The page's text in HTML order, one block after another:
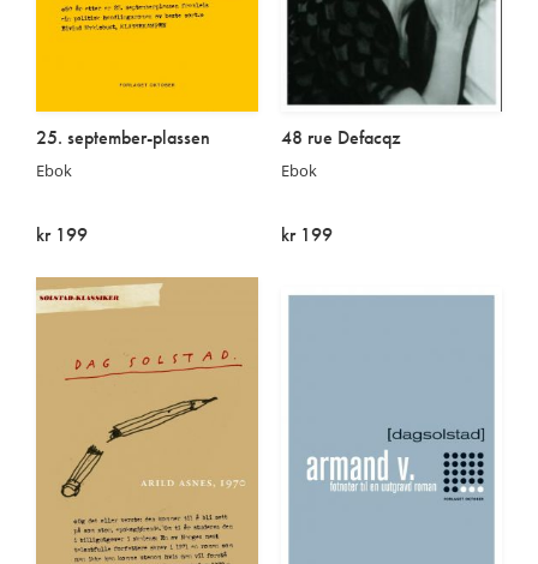
25. september-plassen
Ebok
kr 199
48 rue Defacqz
Ebok
kr 199